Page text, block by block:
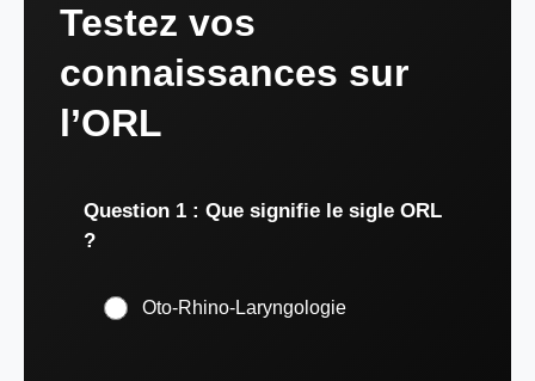
Testez vos
connaissances sur
l’ORL
Question 1 : Que signifie le sigle ORL
?
Oto-Rhino-Laryngologie